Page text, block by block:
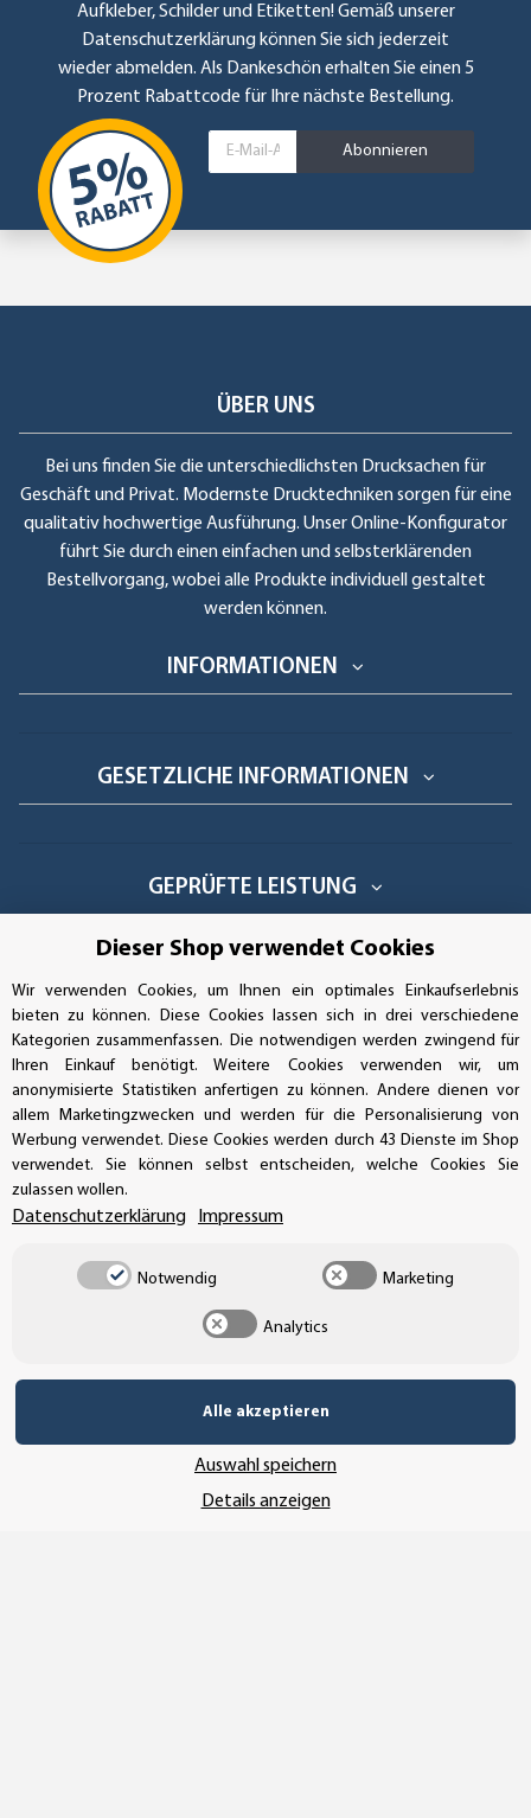
Aufkleber, Schilder und Etiketten! Gemäß unserer
Datenschutzerklärung können Sie sich jederzeit
wieder abmelden. Als Dankeschön erhalten Sie einen 5
Prozent Rabattcode für Ihre nächste Bestellung.
Abonnieren
ÜBER UNS
Bei uns finden Sie die unterschiedlichsten Drucksachen für
Geschäft und Privat. Modernste Drucktechniken sorgen für eine
qualitativ hochwertige Ausführung. Unser Online-Konfigurator
führt Sie durch einen einfachen und selbsterklärenden
Bestellvorgang, wobei alle Produkte individuell gestaltet
werden können.
INFORMATIONEN
GESETZLICHE INFORMATIONEN
GEPRÜFTE LEISTUNG
AUFKLEBERDEALER STORE
Handwerkerring 1, D-39326 Wolmirstedt
Bestellungen/Support: +49 (0)39-201-28-98-10
Buchhaltung: +49 (0)39-201-28-98-17
info@aufkleberdealer.de
UNSER AFFILIATE-PROGRAMM
UNSERE ZAHLUNGSARTEN*
Dieser Shop verwendet Cookies
Wir verwenden Cookies, um Ihnen ein optimales Einkaufserlebnis
bieten zu können. Diese Cookies lassen sich in drei verschiedene
Kategorien zusammenfassen. Die notwendigen werden zwingend für
Ihren Einkauf benötigt. Weitere Cookies verwenden wir, um
anonymisierte Statistiken anfertigen zu können. Andere dienen vor
allem Marketingzwecken und werden für die Personalisierung von
Werbung verwendet. Diese Cookies werden durch 43 Dienste im Shop
verwendet. Sie können selbst entscheiden, welche Cookies Sie
zulassen wollen.
Datenschutzerklärung Impressum
Notwendig Marketing
Analytics
Alle akzeptieren
Auswahl speichern
Details anzeigen